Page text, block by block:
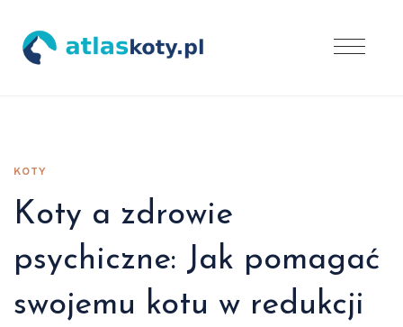
KOTY
Koty a zdrowie
psychiczne: Jak pomagać
swojemu kotu w redukcji